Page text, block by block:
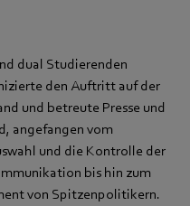
dual Studierenden
den Auftritt auf der
und betreute Presse und
angefangen vom
und die Kontrolle der
bis hin zum
von Spitzenpolitikern.